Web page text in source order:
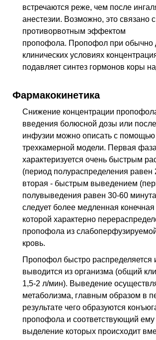
встречаются реже, чем после
анестезии. Возможно, это связано с
противорвотным эффектом
пропофола. Пропофол при обычно
клинических условиях
подавляет синтез гормонов коры
Фармакокинетика
Снижение концентрации
введения болюсной дозы или
инфузии можно описать с помощью
трехкамерной модели. Первая фаза
характеризуется очень быстрым
(период полураспределения равен
вторая - быстрым выведением
полувыведения равен 30-60
следует более медленная
которой характерно
пропофола из
кровь.
Пропофол быстро распределяется
выводится из организма (общий
1,5-2 л/мин). Выведение
метаболизма, главным образом в
результате чего образуются
пропофола и соответствующий ему
выделение которых происходит